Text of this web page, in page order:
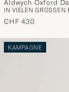
Aldwych Oxford
Calf
CHF 430
KAMPAGNE